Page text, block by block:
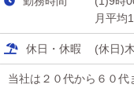
月平均
休日・休暇 (休日)
当社は２０代から６０